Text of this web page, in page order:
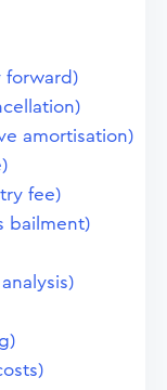
forward)
amortisation)
fee)
bailment)